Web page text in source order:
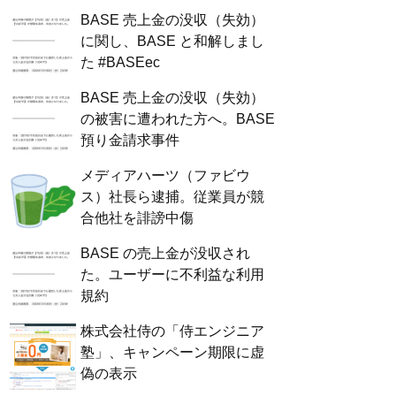
BASE 売上金の没収（失効）
に関し、BASE と和解しまし
た #BASEec
BASE 売上金の没収（失効）
の被害に遭われた方へ。BASE
預り金請求事件
メディアハーツ（ファビウ
ス）社長ら逮捕。従業員が競
合他社を誹謗中傷
BASE の売上金が没収され
た。ユーザーに不利益な利用
規約
株式会社侍の「侍エンジニア
塾」、キャンペーン期限に虚
偽の表示